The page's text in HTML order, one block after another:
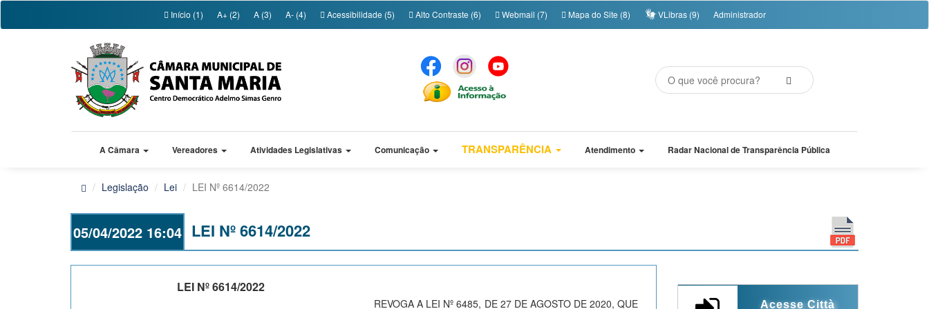
Início (1) A+ (2) A (3) A- (4) Acessibilidade (5) Alto Contraste (6) Webmail (7) Mapa do Site (8) VLibras (9) Administrador
A Câmara Vereadores Atividades Legislativas Comunicação TRANSPARÊNCIA Atendimento Radar Nacional de Transparência Pública
Legislação Lei LEI Nº 6614/2022
05/04/2022 16:04 LEI Nº 6614/2022
LEI Nº 6614/2022
REVOGA A LEI Nº 6485, DE 27 DE AGOSTO DE 2020, QUE Acesse Città